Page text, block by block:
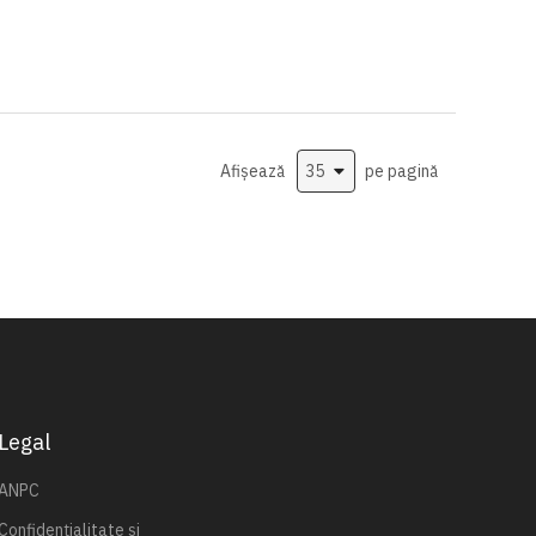
Afișează
pe pagină
Legal
Confidențialitate și